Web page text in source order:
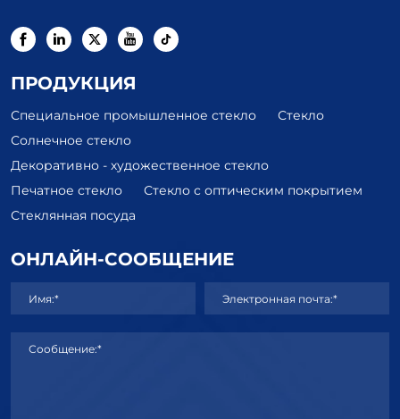
ПРОДУКЦИЯ
Специальное промышленное стекло
Стекло
Солнечное стекло
Декоративно - художественное стекло
Печатное стекло
Стекло с оптическим покрытием
Стеклянная посуда
ОНЛАЙН-СООБЩЕНИЕ
Имя:* Электронная почта:*
Сообщение:*